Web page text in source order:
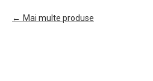
Mai multe produse